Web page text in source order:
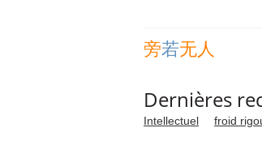
旁若无人
Dernières
Intellectuel froid